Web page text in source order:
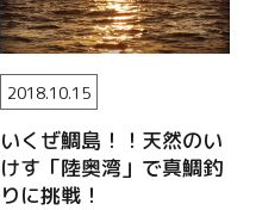
いくぜ鯛島！！天然のい
けす「陸奥湾」で真鯛釣
りに挑戦！
2018.10.15